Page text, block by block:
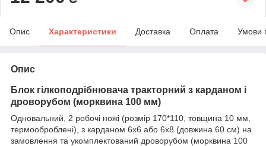
Опис Характеристики Доставка Оплата Умови
Опис
Блок гілкоподрібнювача тракторний з карданом і
дроворубом (морквина 100 мм)
Одновальний, 2 робочі ножі (розмір 170*110, товщина 10 мм,
термооброблені), з карданом 6х6 або 6х8 (довжина 60 см) на
замовлення та укомплектований дроворубом (морквина 100